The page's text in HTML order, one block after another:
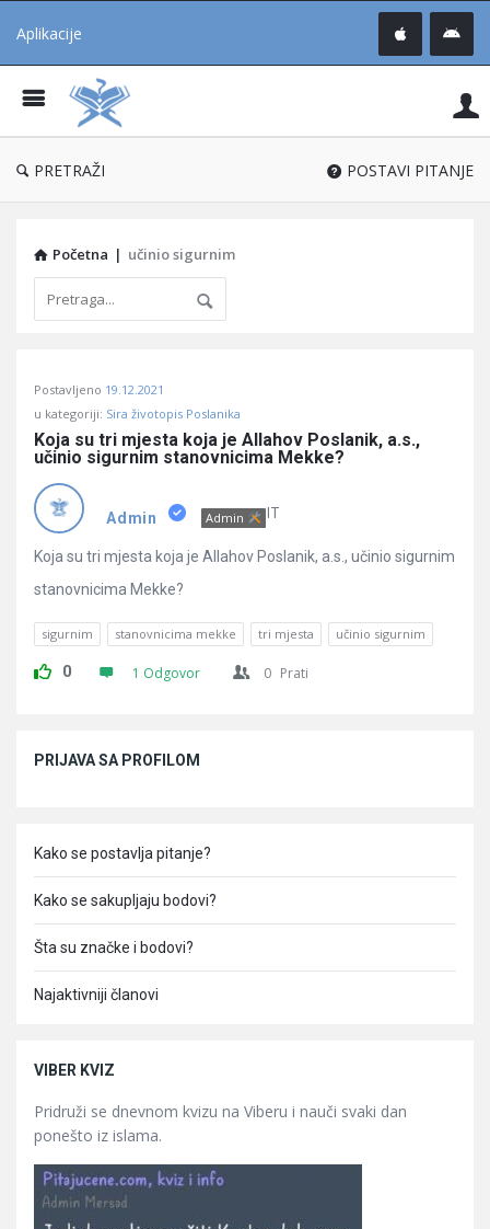
Aplikacije
®
PRETRAŽI POSTAVI PITANJE
Početna | učinio sigurnim
Učene
Latest
Pitanja
Postavljeno 19.12.2021
u kategoriji: Sira životopis Poslanika
Koja su tri mjesta koja je Allahov Poslanik, a.s.,
učinio sigurnim stanovnicima Mekke?
Admin Admin IT
Koja su tri mjesta koja je Allahov Poslanik, a.s., učinio sigurnim
stanovnicima Mekke?
sigurnim stanovnicima mekke tri mjesta učinio sigurnim
0 1 Odgovor 0 Prati
PRIJAVA SA PROFILOM
Kako se postavlja pitanje?
Kako se sakupljaju bodovi?
Šta su značke i bodovi?
Najaktivniji članovi
VIBER KVIZ
Pridruži se dnevnom kvizu na Viberu i nauči svaki dan
ponešto iz islama.